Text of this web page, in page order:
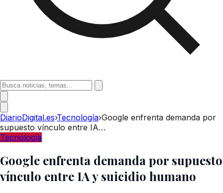
DiarioDigital.es›Tecnología›Google enfrenta demanda por
supuesto vínculo entre IA…
Tecnología
Google enfrenta demanda por supuesto
vínculo entre IA y suicidio humano